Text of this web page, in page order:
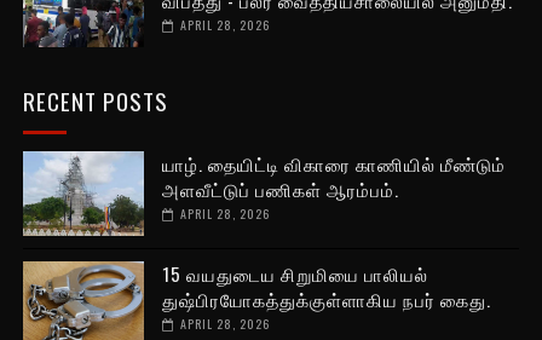
APRIL 28, 2026
RECENT POSTS
யாழ். தையிட்டி விகாரை காணியில் மீண்டும்
அளவீட்டுப் பணிகள் ஆரம்பம்.
APRIL 28, 2026
15 வயதுடைய சிறுமியை பாலியல்
துஷ்பிரயோகத்துக்குள்ளாகிய நபர் கைது.
APRIL 28, 2026